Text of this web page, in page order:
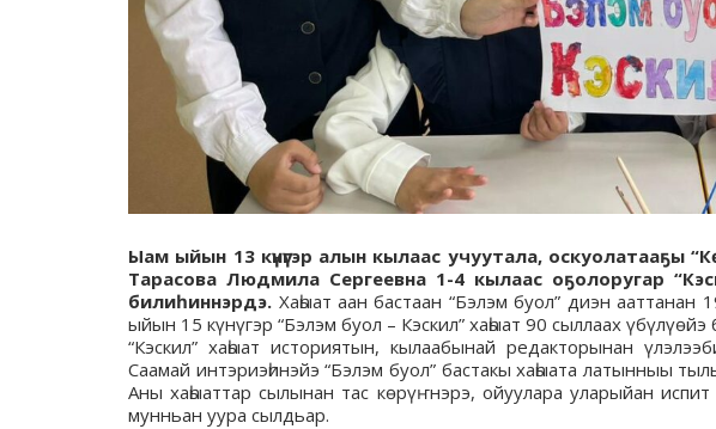
Ыам ыйын 13 күнүгэр алын кылаас учуутала, оскуолатааҕы
Тарасова Людмила Сергеевна 1-4 кылаас оҕолоругар
билиһиннэрдэ. Хаһыат аан бастаан “Бэлэм буол” диэн
ыйын 15 күнүгэр “Бэлэм буол – Кэскил” хаһыат 90 сыллаах
“Кэскил” хаһыат историятын, кылаабынай редакторынан
Саамай интэриэһинэйэ “Бэлэм буол” бастакы хаһыата латынныы
Аны хаһыаттар сылынан тас көрүҥнэрэ, ойуулара уларыйан
мунньан уура сылдьар.